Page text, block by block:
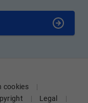
cookies
Legal